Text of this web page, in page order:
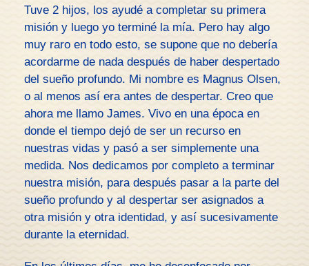
Tuve 2 hijos, los ayudé a completar su primera
misión y luego yo terminé la mía. Pero hay algo
muy raro en todo esto, se supone que no debería
acordarme de nada después de haber despertado
del sueño profundo. Mi nombre es Magnus Olsen,
o al menos así era antes de despertar. Creo que
ahora me llamo James. Vivo en una época en
donde el tiempo dejó de ser un recurso en
nuestras vidas y pasó a ser simplemente una
medida. Nos dedicamos por completo a terminar
nuestra misión, para después pasar a la parte del
sueño profundo y al despertar ser asignados a
otra misión y otra identidad, y así sucesivamente
durante la eternidad.